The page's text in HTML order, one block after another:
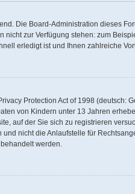
Die Board-Administration dieses
nicht zur Verfügung stehen: zum
erledigt ist und Ihnen zahlreiche
Protection Act of 1998
von Kindern unter 13 Jahren
auf der Sie sich zu registrieren
nicht die Anlaufstelle für
werden.